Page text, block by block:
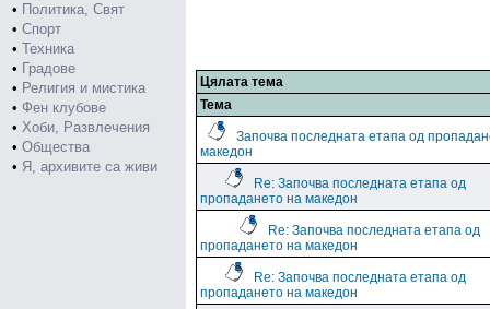
• Политика, Свят
• Спорт
• Техника
• Градове
• Религия и мистика
• Фен клубове
• Хоби, Развлечения
• Общества
• Я, архивите са живи
Цялата тема
Тема
Започва последната етапа од
македон
Re: Започва последната етапа од
пропадането на македон
Re: Започва последната етапа од
пропадането на македон
Re: Започва последната етапа од
пропадането на македон